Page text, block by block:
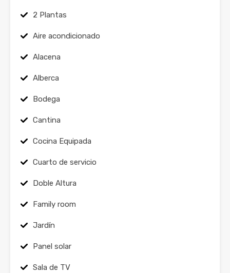
2 Plantas
Aire acondicionado
Alacena
Alberca
Bodega
Cantina
Cocina Equipada
Cuarto de servicio
Doble Altura
Family room
Jardín
Panel solar
Sala de TV